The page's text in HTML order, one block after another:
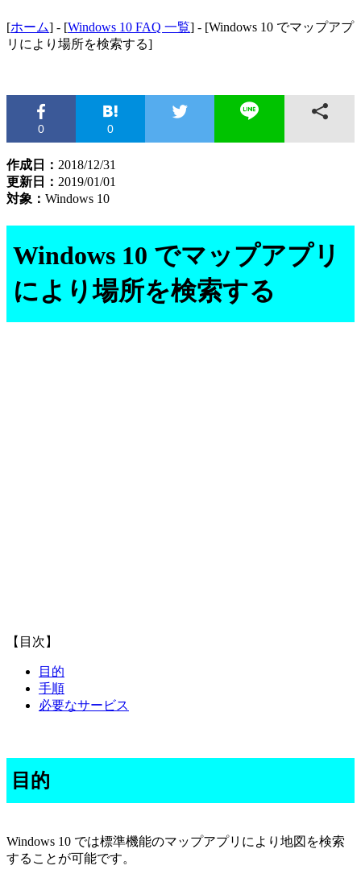
[ホーム] - [Windows 10 FAQ 一覧] - [Windows 10 でマップアプ
リにより場所を検索する]
0 0
作成日： 2018/12/31
更新日： 2019/01/01
対象： Windows 10
Windows 10 でマップアプリ
により場所を検索する
【目次】
目的
手順
必要なサービス
目的
Windows 10 では標準機能のマップアプリにより地図を検索
することが可能です。